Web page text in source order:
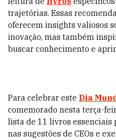
trajetórias. Essas
oferecem insights valiosos
inovação, mas também
buscar conhecimento e
Para celebrar este Dia
comemorado nesta terça-
lista de 11 livros essenciais
nas sugestões de CEOs e